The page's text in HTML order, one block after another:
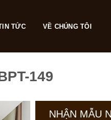
TỨC VỀ CHÚNG TÔI
149
NHẬN MẪU